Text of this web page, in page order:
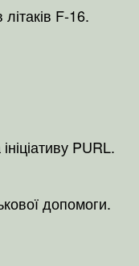
літаків F-16.
PURL.
допомоги.